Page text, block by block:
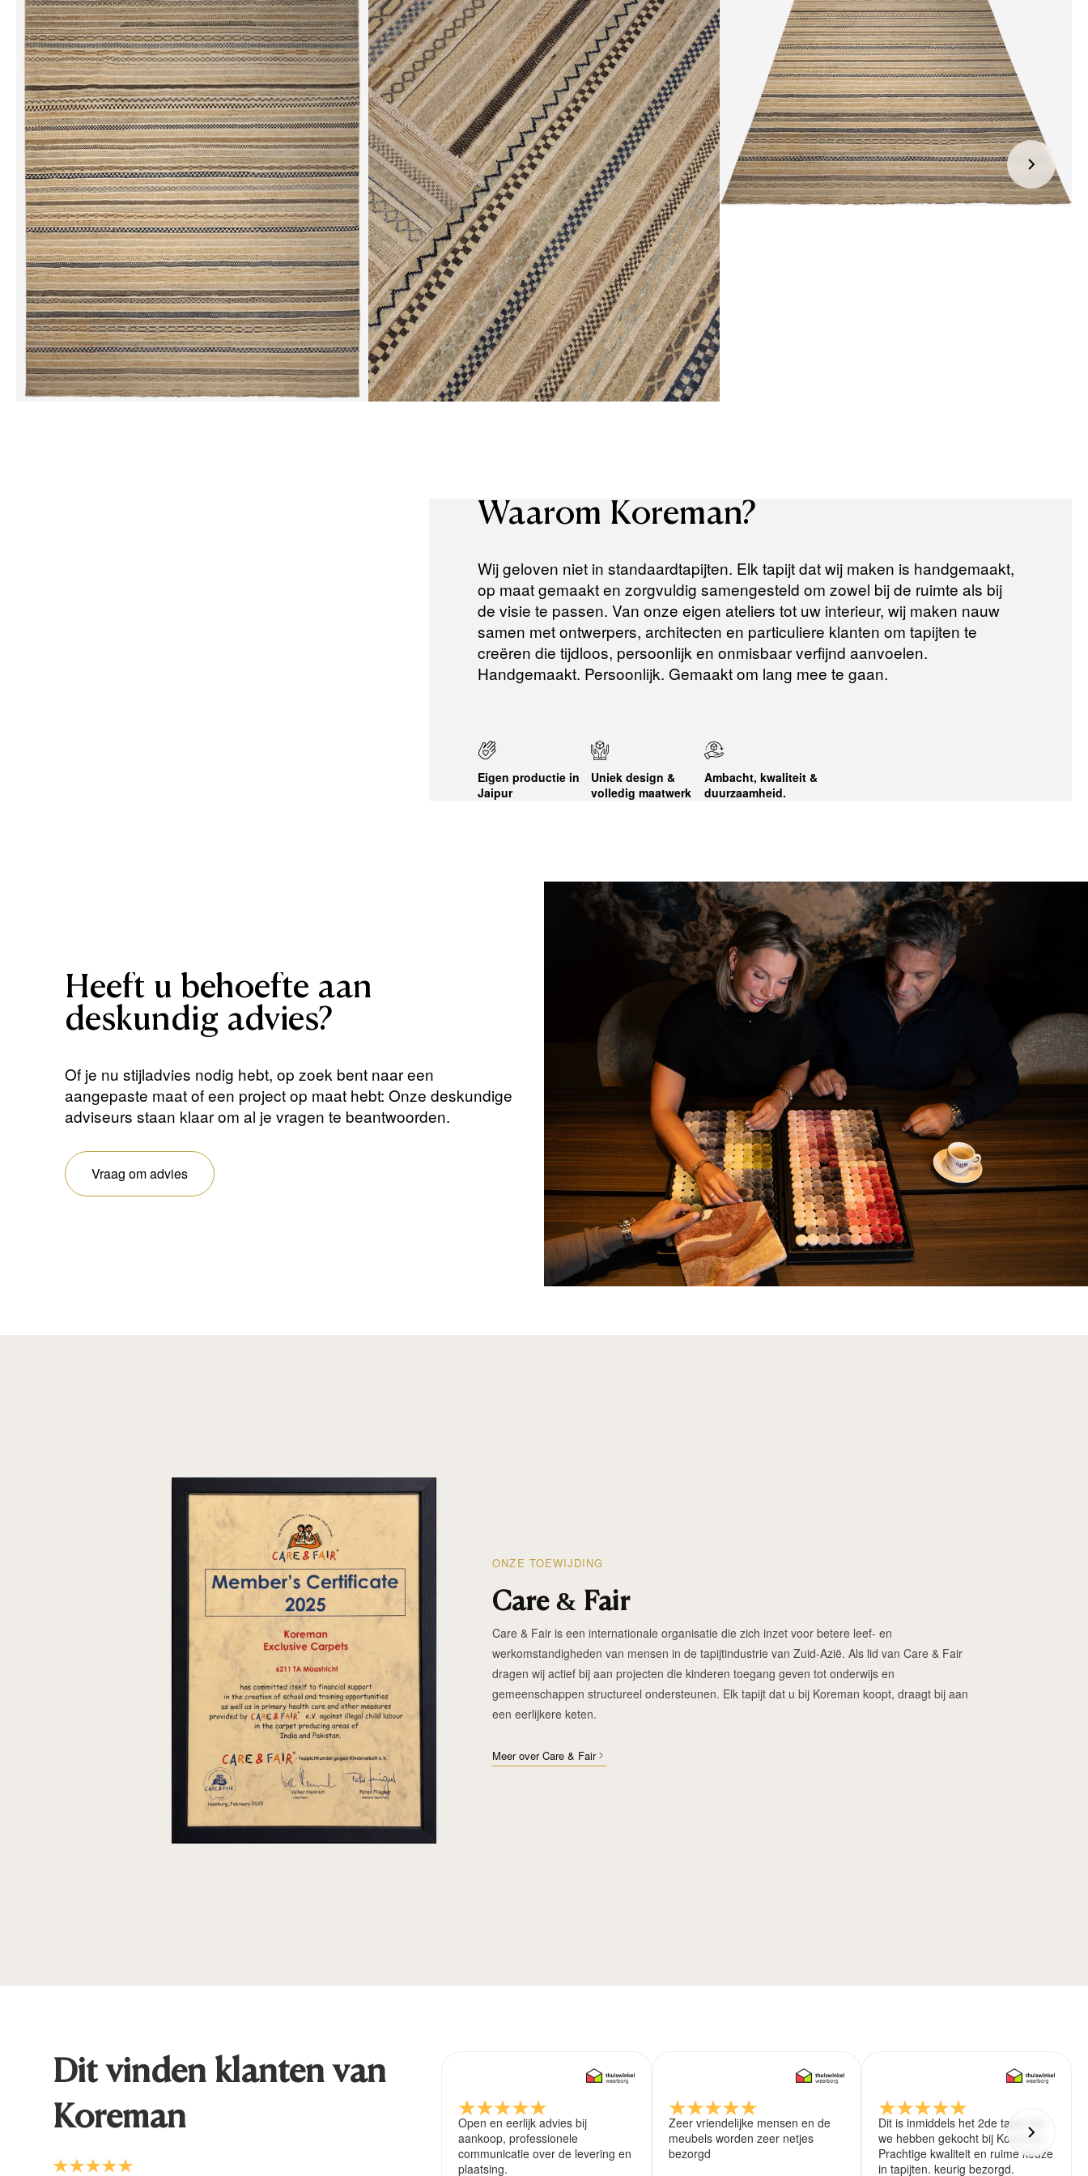
Levertijden:
Het artikel wordt gratis bij u thuis geleverd. Wij streven ernaar uw
bestelling binnen4 werkdagenbij u thuis te bezorgen.
Retourneren:
Het artikel wordt gratis bij u thuis geleverd. Mocht het niet passen en
u besluit het te retourneren, dan storten wij het aankoopbedrag zo
snel mogelijk terug, maar uiterlijkbinnen 14 dagen na herroeping .
Voor meer informatie kunt u terecht op:
Terugbetalingsbeleid
Waarom Koreman?
Wij geloven niet in standaardtapijten. Elk tapijt dat wij maken is handgemaakt,
op maat gemaakt en zorgvuldig samengesteld om zowel bij de ruimte als bij
de visie te passen. Van onze eigen ateliers tot uw interieur, wij maken nauw
samen met ontwerpers, architecten en particuliere klanten om tapijten te
creëren die tijdloos, persoonlijk en onmisbaar verfijnd aanvoelen.
Handgemaakt. Persoonlijk. Gemaakt om lang mee te gaan.
Eigen productie in
Jaipur
Uniek design &
volledig maatwerk
Ambacht, kwaliteit &
duurzaamheid.
Heeft u behoefte aan
deskundig advies?
Of je nu stijladvies nodig hebt, op zoek bent naar een
aangepaste maat of een project op maat hebt: Onze deskundige
adviseurs staan ​​klaar om al je vragen te beantwoorden.
Vraag om advies
ONZE TOEWIJDING
Care & Fair
Care & Fair is een internationale organisatie die zich inzet voor betere leef- en
werkomstandigheden van mensen in de tapijtindustrie van Zuid-Azië. Als lid van Care & Fair
dragen wij actief bij aan projecten die kinderen toegang geven tot onderwijs en
gemeenschappen structureel ondersteunen. Elk tapijt dat u bij Koreman koopt, draagt bij aan
een eerlijkere keten.
Meer over Care & Fair
Dit vinden klanten van
Koreman
Open en eerlijk advies bij
aankoop, professionele
communicatie over de levering en
plaatsing.
Zeer vriendelijke mensen en de
meubels worden zeer netjes
bezorgd
Dit is inmiddels het 2de tapijt wat
we hebben gekocht bij Koreman.
Prachtige kwaliteit en ruime keuze
in tapijten. keurig bezorgd.